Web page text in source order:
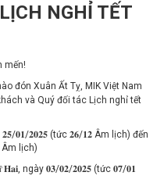
NGHỈ TẾT
mến!
đón Xuân Ất Tỵ, MIK Việt Nam
và Quý đối tác Lịch nghỉ tết
𝟎𝟏/𝟐𝟎𝟐𝟓 (tức 𝟐𝟔/𝟏𝟐 Âm lịch) đến
Âm lịch)
ngày 𝟎𝟑/𝟎𝟐/𝟐𝟎𝟐𝟓 (tức 𝟎𝟕/𝟎𝟏